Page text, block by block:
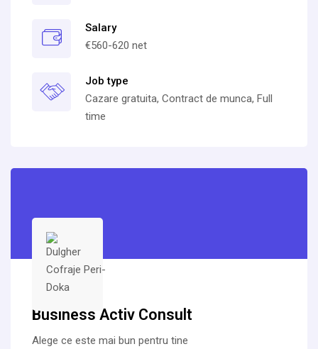
Salary
€560-620 net
Job type
Cazare gratuita, Contract de munca, Full
time
Business Activ Consult
Alege ce este mai bun pentru tine